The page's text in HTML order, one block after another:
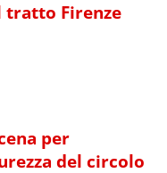
tratto Firenze
per
del circolo